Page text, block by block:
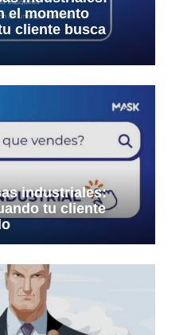
el momento
cliente busca
industriales:
tu cliente